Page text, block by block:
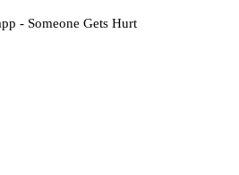
- Someone Gets Hurt